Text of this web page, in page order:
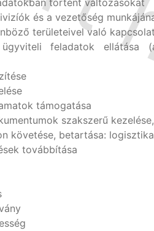
történt változásokat
és a vezetőség
területeivel való
feladatok ellátása
támogatása
szakszerű
követése, betartása:
továbbítása